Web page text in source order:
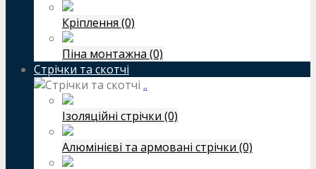
Кріплення (0)
Піна монтажна (0)
Стрічки та скотчі
..
Ізоляційні стрічки (0)
Алюмінієві та армовані стрічки (0)